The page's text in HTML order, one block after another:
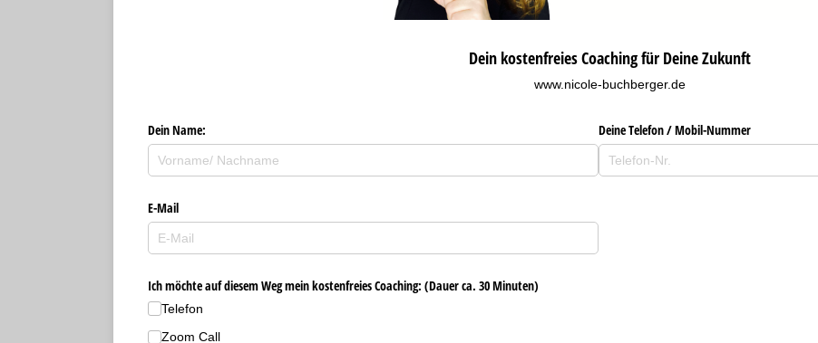
Dein kostenfreies Coaching für Deine Zukunft
www.nicole-buchberger.de
Dein Name: Deine Telefon /​ Mobil-Nummer
E-Mail
Ich möchte auf diesem Weg mein kostenfreies Coaching: (Dauer ca. 30 Minuten)
Telefon
Zoom Call